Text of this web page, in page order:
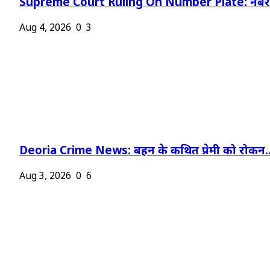
Supreme Court Ruling On Number Plate:
Aug 4, 2026 0 3
Deoria Crime News: बहन के कथित प्रेमी को
Aug 3, 2026 0 6